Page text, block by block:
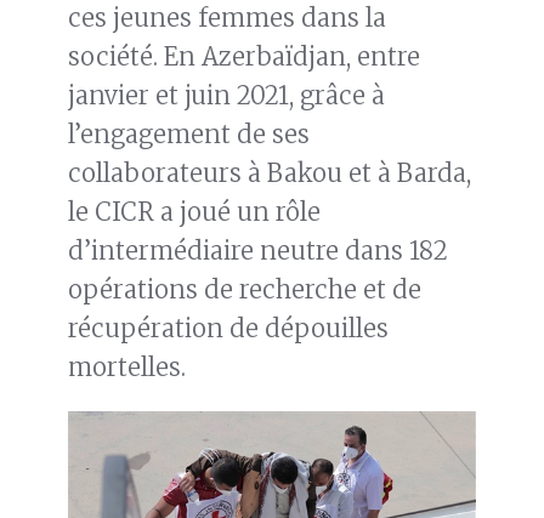
ces jeunes femmes dans la
société. En Azerbaïdjan, entre
janvier et juin 2021, grâce à
l’engagement de ses
collaborateurs à Bakou et à Barda,
le CICR a joué un rôle
d’intermédiaire neutre dans 182
opérations de recherche et de
récupération de dépouilles
mortelles.